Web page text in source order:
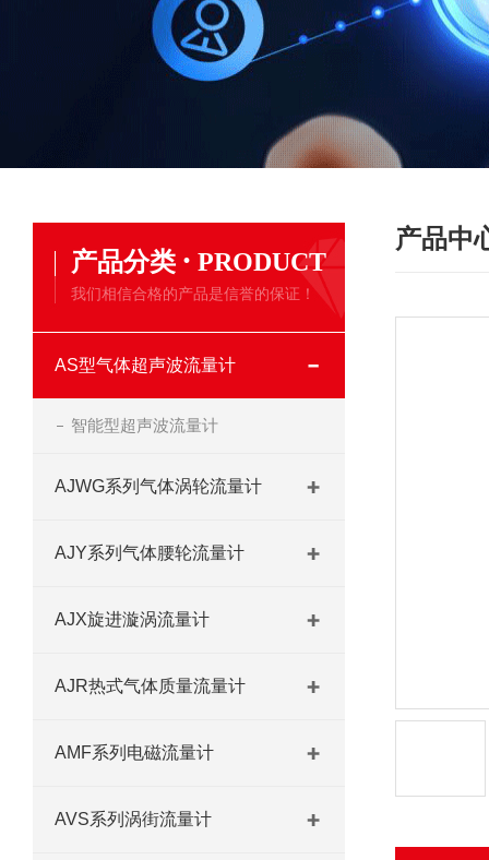
产品分类 · PRODUCT
我们相信合格的产品是信誉的保证！
AS型气体超声波流量计
智能型超声波流量计
AJWG系列气体涡轮流量计
AJY系列气体腰轮流量计
AJX旋进漩涡流量计
AJR热式气体质量流量计
AMF系列电磁流量计
AVS系列涡街流量计
产品中